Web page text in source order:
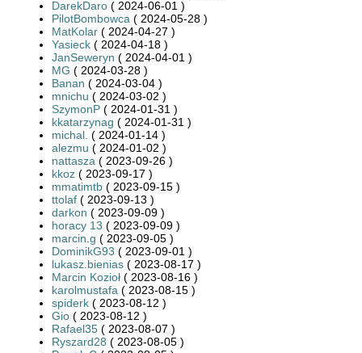
DarekDaro ( 2024-06-01 )
PilotBombowca ( 2024-05-28 )
MatKolar ( 2024-04-27 )
Yasieck ( 2024-04-18 )
JanSeweryn ( 2024-04-01 )
MG ( 2024-03-28 )
Banan ( 2024-03-04 )
mnichu ( 2024-03-02 )
SzymonP ( 2024-01-31 )
kkatarzynag ( 2024-01-31 )
michal. ( 2024-01-14 )
alezmu ( 2024-01-02 )
nattasza ( 2023-09-26 )
kkoz ( 2023-09-17 )
mmatimtb ( 2023-09-15 )
ttolaf ( 2023-09-13 )
darkon ( 2023-09-09 )
horacy 13 ( 2023-09-09 )
marcin.g ( 2023-09-05 )
DominikG93 ( 2023-09-01 )
lukasz.bienias ( 2023-08-17 )
Marcin Kozioł ( 2023-08-16 )
karolmustafa ( 2023-08-15 )
spiderk ( 2023-08-12 )
Gio ( 2023-08-12 )
Rafael35 ( 2023-08-07 )
Ryszard28 ( 2023-08-05 )